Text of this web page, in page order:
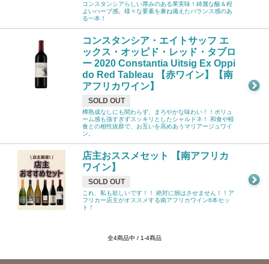
コンスタンシアらしい厚みのある果実味！綺麗な酸＆程
よいハーブ感。様々な要素を兼ね備えたバランス感のあ
る一本！
コンスタンシア・エイトサッフ エ
ックス・オッピド・レッド・タブロ
ー 2020 Constantia Uitsig Ex Oppi
do Red Tableau 【赤ワイン】【南
アフリカワイン】
SOLD OUT
樽熟成なしにも関わらず、まろやかな味わい！！ボリュ
ーム感も強すぎずスッキリとしたシャルドネ！ 和食や軽
食との相性抜群で、お互いを高めあうマリアージュワイ
ン。
店主おススメセット 【南アフリカ
ワイン】
SOLD OUT
これ、私も欲しいです！！ 絶対に損はさせません！！ア
フリカー店主がオススメする南アフリカワイン6本セッ
ト！
全4商品中 / 1-4商品